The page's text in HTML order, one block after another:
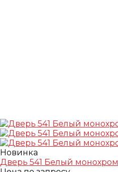
Новинка
Дверь 541 Белый монохром